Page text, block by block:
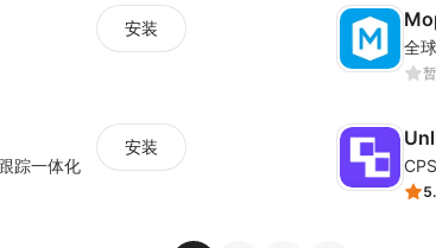
安装
踪一体化
安装